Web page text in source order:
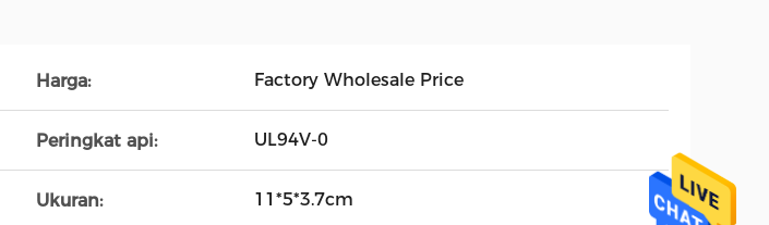
Harga: Factory Wholesale Price
Peringkat api: UL94V-0
Ukuran: 11*5*3.7cm